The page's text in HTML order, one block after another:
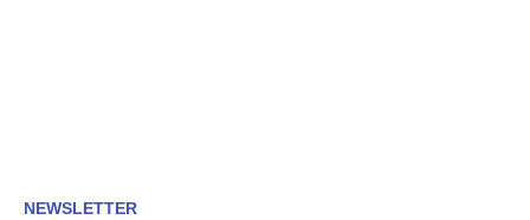
NEWSLETTER